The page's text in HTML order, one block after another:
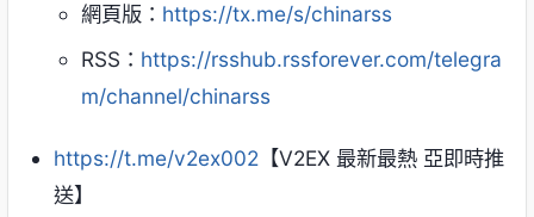
網頁版： https://tx.me/s/chinarss
RSS： https://rsshub.rssforever.com/telegra
m/channel/chinarss
https://t.me/v2ex002 【V2EX 最新最熱 亞即時推
送】